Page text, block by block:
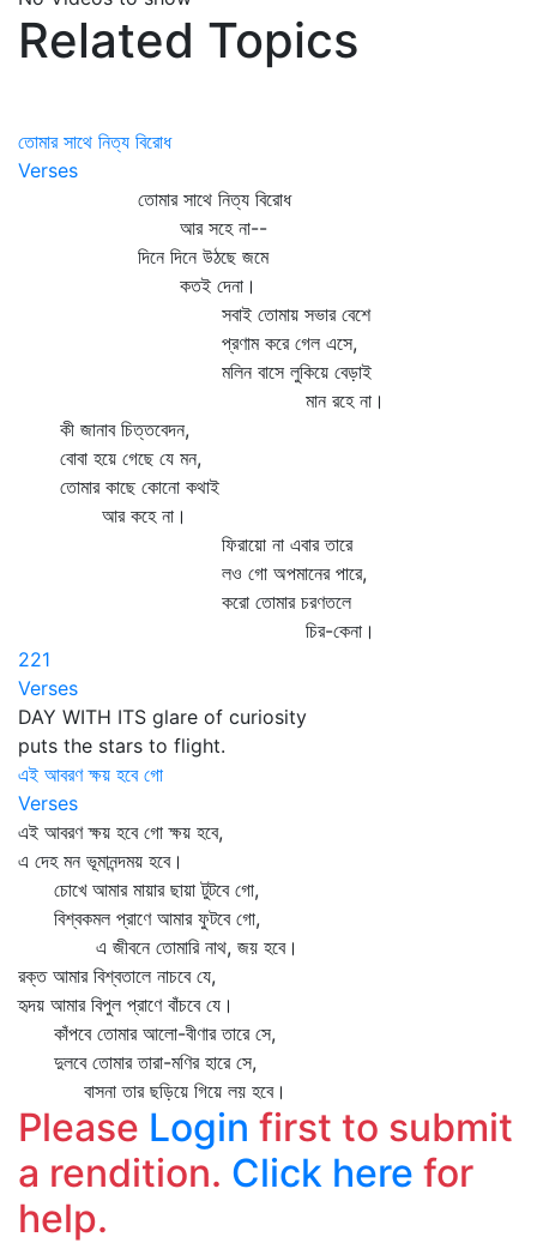
Related Topics
তোমার সাথে নিত্য বিরোধ
Verses
তোমার সাথে নিত্য বিরোধ
আর সহে না--
দিনে দিনে উঠছে জমে
কতই দেনা।
সবাই তোমায় সভার বেশে
প্রণাম করে গেল এসে,
মলিন বাসে লুকিয়ে বেড়াই
মান রহে না।
কী জানাব চিত্তবেদন,
বোবা হয়ে গেছে যে মন,
তোমার কাছে কোনো কথাই
আর কহে না।
ফিরায়ো না এবার তারে
লও গো অপমানের পারে,
করো তোমার চরণতলে
চির-কেনা।
221
Verses
DAY WITH ITS glare of curiosity
puts the stars to flight.
এই আবরণ ক্ষয় হবে গো
Verses
এই আবরণ ক্ষয় হবে গো ক্ষয় হবে,
এ দেহ মন ভূমানন্দময় হবে।
চোখে আমার মায়ার ছায়া টুটবে গো,
বিশ্বকমল প্রাণে আমার ফুটবে গো,
এ জীবনে তোমারি নাথ, জয় হবে।
রক্ত আমার বিশ্বতালে নাচবে যে,
হৃদয় আমার বিপুল প্রাণে বাঁচবে যে।
কাঁপবে তোমার আলো-বীণার তারে সে,
দুলবে তোমার তারা-মণির হারে সে,
বাসনা তার ছড়িয়ে গিয়ে লয় হবে।
Please Login first to submit
a rendition. Click here for
help.